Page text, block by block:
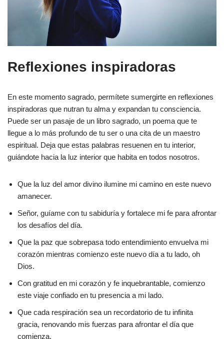
Reflexiones inspiradoras
En este momento sagrado, permítete sumergirte en reflexiones
inspiradoras que nutran tu alma y expandan tu consciencia.
Puede ser un pasaje de un libro sagrado, un poema que te
llegue a lo más profundo de tu ser o una cita de un maestro
espiritual. Deja que estas palabras resuenen en tu interior,
guiándote hacia la luz interior que habita en todos nosotros.
Que la luz del amor divino ilumine mi camino en este nuevo
amanecer.
Señor, guíame con tu sabiduría y fortalece mi fe para afrontar
los desafíos del día.
Que la paz que sobrepasa todo entendimiento envuelva mi
corazón mientras comienzo este nuevo día a tu lado, oh
Dios.
Con gratitud en mi corazón y fe inquebrantable, comienzo
este viaje confiado en tu presencia a mi lado.
Que cada respiración sea un recordatorio de tu infinita
gracia, renovando mis fuerzas para afrontar el día que
comienza.